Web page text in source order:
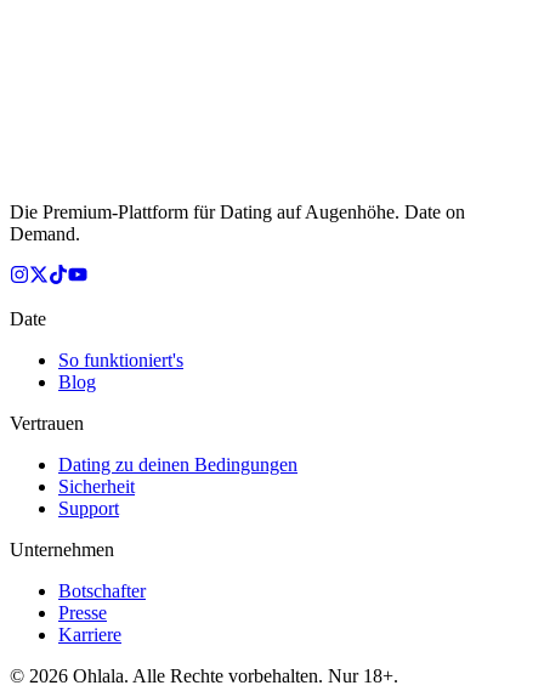
Die Premium-Plattform für Dating auf Augenhöhe. Date on
Demand.
Date
So funktioniert's
Blog
Vertrauen
Dating zu deinen Bedingungen
Sicherheit
Support
Unternehmen
Botschafter
Presse
Karriere
© 2026 Ohlala. Alle Rechte vorbehalten. Nur 18+.